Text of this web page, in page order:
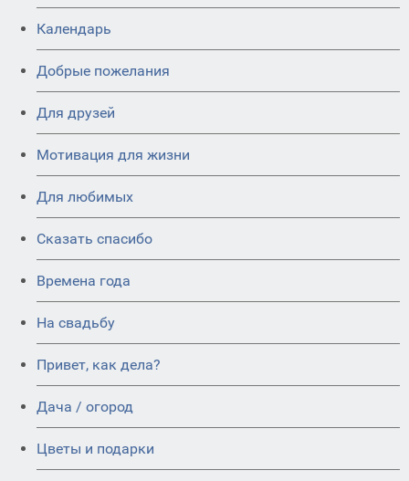
Календарь
Добрые пожелания
Для друзей
Мотивация для жизни
Для любимых
Сказать спасибо
Времена года
На свадьбу
Привет, как дела?
Дача / огород
Цветы и подарки